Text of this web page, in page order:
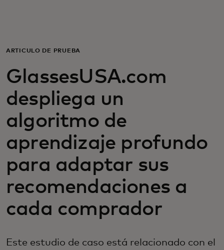
Para empresas
Para el mundo
Para innovadores
Noticias y tendencias
ARTÍCULO DE PRUEBA
GlassesUSA.com
despliega un
algoritmo de
aprendizaje profundo
para adaptar sus
recomendaciones a
cada comprador
Este estudio de caso está relacionado con el